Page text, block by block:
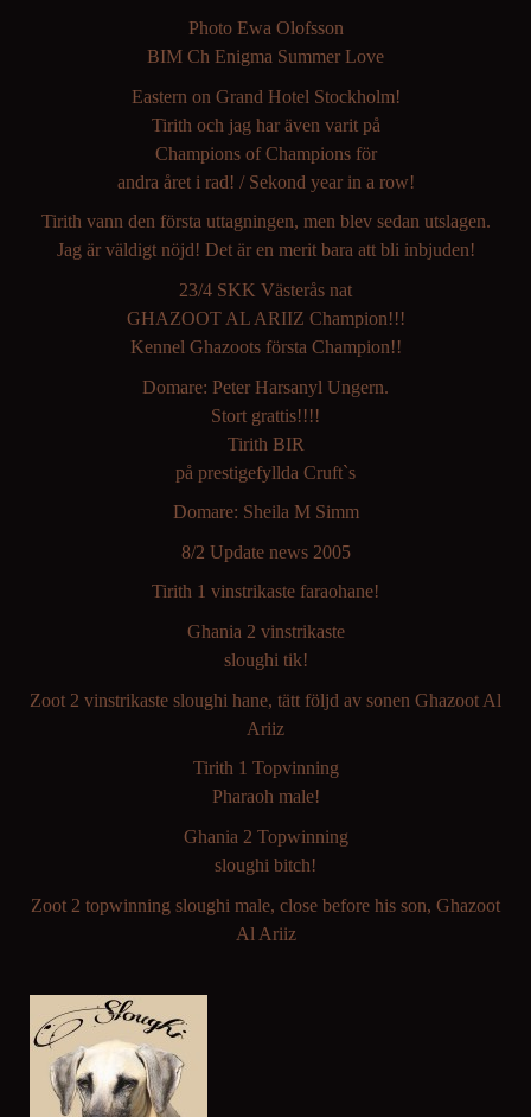
Photo Ewa Olofsson
BIM Ch Enigma Summer Love
Eastern on Grand Hotel Stockholm!
Tirith och jag har även varit på
Champions of Champions för
andra året i rad! / Sekond year in a row!
Tirith vann den första uttagningen, men blev sedan utslagen.
Jag är väldigt nöjd! Det är en merit bara att bli inbjuden!
23/4 SKK Västerås nat
GHAZOOT AL ARIIZ Champion!!!
Kennel Ghazoots första Champion!!
Domare: Peter Harsanyl Ungern.
Stort grattis!!!!
Tirith BIR
på prestigefyllda Cruft`s
Domare: Sheila M Simm
8/2 Update news 2005
Tirith 1 vinstrikaste faraohane!
Ghania 2 vinstrikaste
sloughi tik!
Zoot 2 vinstrikaste sloughi hane, tätt följd av sonen Ghazoot Al
Ariiz
Tirith 1 Topvinning
Pharaoh male!
Ghania 2 Topwinning
sloughi bitch!
Zoot 2 topwinning sloughi male, close before his son, Ghazoot
Al Ariiz